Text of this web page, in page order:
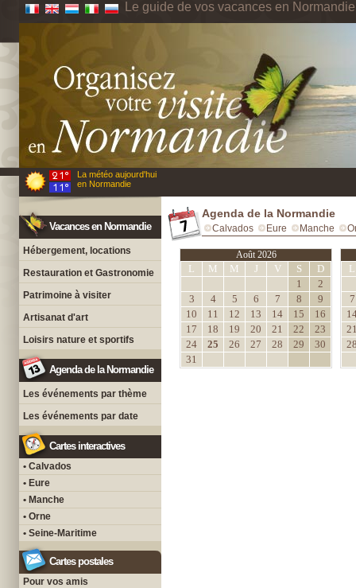
Le guide de vos vacances en Normandie
La météo aujourd'hui
en Normandie
Vacances en Normandie
Hébergement, locations
Restauration et Gastronomie
Patrimoine à visiter
Artisanat d'art
Loisirs nature et sportifs
Agenda de la Normandie
Les événements par thème
Les événements par date
Cartes interactives
• Calvados
• Eure
• Manche
• Orne
• Seine-Maritime
Cartes postales
Pour vos amis
Agenda de la Normandie
Calvados Eure Manche
Août 2026
L M M J V S
D
1
2
3
4 5 6 7 8
9
10
11 12 13 14 15
16
17
18 19 20 21 22
23
24
25 26 27 28 29
30
31
L
7